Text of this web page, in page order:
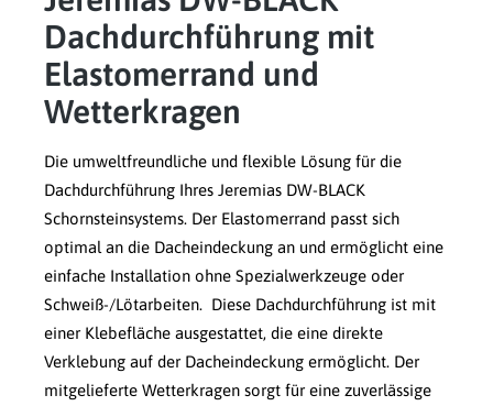
Dachdurchführung mit
Elastomerrand und
Wetterkragen
Die umweltfreundliche und flexible Lösung für die
Dachdurchführung Ihres Jeremias DW-BLACK
Schornsteinsystems. Der Elastomerrand passt sich
optimal an die Dacheindeckung an und ermöglicht eine
einfache Installation ohne Spezialwerkzeuge oder
Schweiß-/Lötarbeiten. Diese Dachdurchführung ist mit
einer Klebefläche ausgestattet, die eine direkte
Verklebung auf der Dacheindeckung ermöglicht. Der
mitgelieferte Wetterkragen sorgt für eine zuverlässige